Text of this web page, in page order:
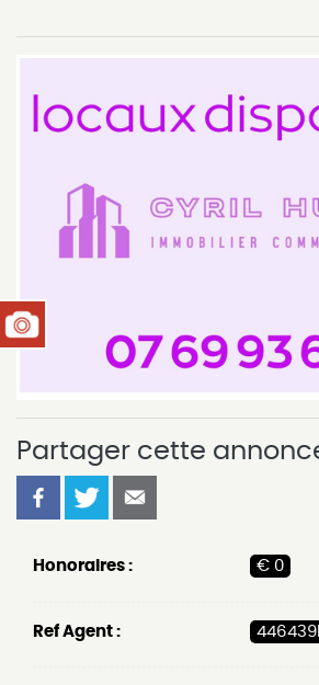
Partager cette
Honoraires : € 0
Ref Agent :